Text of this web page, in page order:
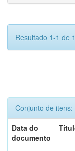
Resultado 1-1 de
Conjunto de itens:
Data do
documento